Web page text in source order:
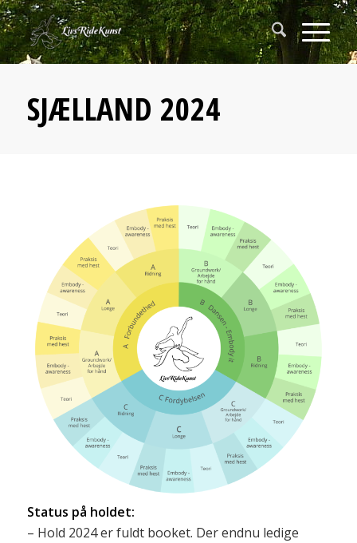
SJÆLLAND 2024
Status på holdet:
– Hold 2024 er fuldt booket. Der endnu ledige